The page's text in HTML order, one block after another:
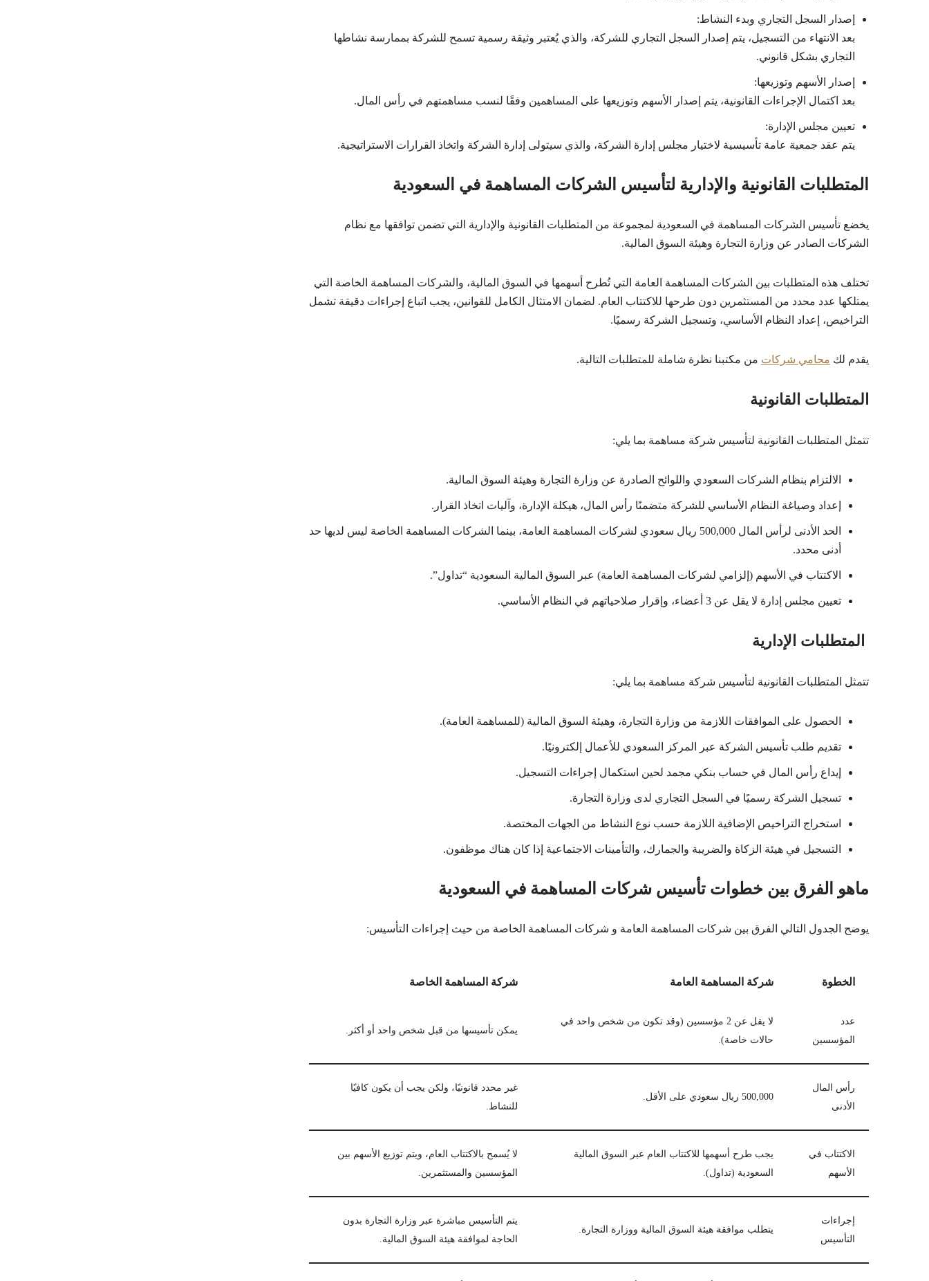
إصدار السجل التجاري وبدء النشاط:
بعد الانتهاء من التسجيل، يتم إصدار السجل التجاري للشركة، والذي يُعتبر وثيقة رسمية تسمح للشركة بممارسة نشاطها
التجاري بشكل قانوني.
إصدار الأسهم وتوزيعها:
بعد اكتمال الإجراءات القانونية، يتم إصدار الأسهم وتوزيعها على المساهمين وفقًا لنسب مساهمتهم في رأس المال.
تعيين مجلس الإدارة:
يتم عقد جمعية عامة تأسيسية لاختيار مجلس إدارة الشركة، والذي سيتولى إدارة الشركة واتخاذ القرارات الاستراتيجية.
المتطلبات القانونية والإدارية لتأسيس الشركات المساهمة في السعودية
يخضع تأسيس الشركات المساهمة في السعودية لمجموعة من المتطلبات القانونية والإدارية التي تضمن توافقها مع نظام
الشركات الصادر عن وزارة التجارة وهيئة السوق المالية.
تختلف هذه المتطلبات بين الشركات المساهمة العامة التي تُطرح أسهمها في السوق المالية، والشركات المساهمة الخاصة التي
يمتلكها عدد محدد من المستثمرين دون طرحها للاكتتاب العام. لضمان الامتثال الكامل للقوانين، يجب اتباع إجراءات دقيقة تشمل
التراخيص، إعداد النظام الأساسي، وتسجيل الشركة رسميًا.
يقدم لك محامي شركات من مكتبنا نظرة شاملة للمتطلبات التالية.
المتطلبات القانونية
تتمثل المتطلبات القانونية لتأسيس شركة مساهمة بما يلي:
الالتزام بنظام الشركات السعودي واللوائح الصادرة عن وزارة التجارة وهيئة السوق المالية.
إعداد وصياغة النظام الأساسي للشركة متضمنًا رأس المال، هيكلة الإدارة، وآليات اتخاذ القرار.
الحد الأدنى لرأس المال 500,000 ريال سعودي لشركات المساهمة العامة، بينما الشركات المساهمة الخاصة ليس لديها حد
أدنى محدد.
الاكتتاب في الأسهم (إلزامي لشركات المساهمة العامة) عبر السوق المالية السعودية “تداول”.
تعيين مجلس إدارة لا يقل عن 3 أعضاء، وإقرار صلاحياتهم في النظام الأساسي.
المتطلبات الإدارية
تتمثل المتطلبات القانونية لتأسيس شركة مساهمة بما يلي:
الحصول على الموافقات اللازمة من وزارة التجارة، وهيئة السوق المالية (للمساهمة العامة).
تقديم طلب تأسيس الشركة عبر المركز السعودي للأعمال إلكترونيًا.
إيداع رأس المال في حساب بنكي مجمد لحين استكمال إجراءات التسجيل.
تسجيل الشركة رسميًا في السجل التجاري لدى وزارة التجارة.
استخراج التراخيص الإضافية اللازمة حسب نوع النشاط من الجهات المختصة.
التسجيل في هيئة الزكاة والضريبة والجمارك، والتأمينات الاجتماعية إذا كان هناك موظفون.
ماهو الفرق بين خطوات تأسيس شركات المساهمة في السعودية
يوضح الجدول التالي الفرق بين شركات المساهمة العامة و شركات المساهمة الخاصة من حيث إجراءات التأسيس:
الخطوة شركة المساهمة العامة شركة المساهمة الخاصة
عدد
المؤسسين
لا يقل عن 2 مؤسسين (وقد تكون من شخص واحد في
حالات خاصة).
يمكن تأسيسها من قبل شخص واحد أو أكثر.
رأس المال
الأدنى
500,000 ريال سعودي على الأقل.
غير محدد قانونيًا، ولكن يجب أن يكون كافيًا
للنشاط.
الاكتتاب في
الأسهم
يجب طرح أسهمها للاكتتاب العام عبر السوق المالية
السعودية (تداول).
لا يُسمح بالاكتتاب العام، ويتم توزيع الأسهم بين
المؤسسين والمستثمرين.
إجراءات
التأسيس
يتطلب موافقة هيئة السوق المالية ووزارة التجارة.
يتم التأسيس مباشرة عبر وزارة التجارة بدون
الحاجة لموافقة هيئة السوق المالية.